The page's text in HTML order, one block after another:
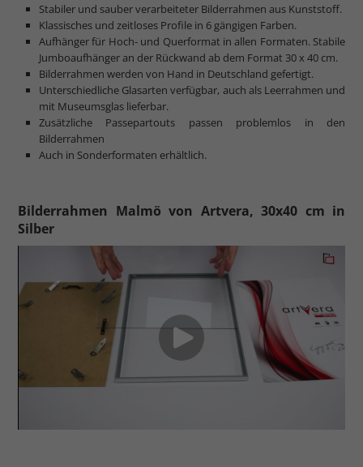
Stabiler und sauber verarbeiteter Bilderrahmen aus Kunststoff.
Klassisches und zeitloses Profile in 6 gängigen Farben.
Aufhänger für Hoch- und Querformat in allen Formaten. Stabile
Jumboaufhänger an der Rückwand ab dem Format 30 x 40 cm.
Bilderrahmen werden von Hand in Deutschland gefertigt.
Unterschiedliche Glasarten verfügbar, auch als Leerrahmen und
mit Museumsglas lieferbar.
Zusätzliche Passepartouts passen problemlos in den
Bilderrahmen
Auch in Sonderformaten erhältlich.
Bilderrahmen Malmö von Artvera, 30x40 cm in
Silber